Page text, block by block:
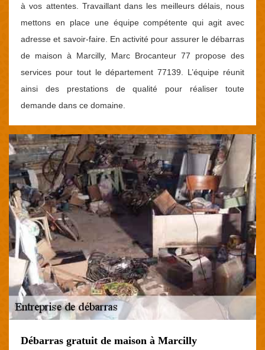
à vos attentes. Travaillant dans les meilleurs délais, nous
mettons en place une équipe compétente qui agit avec
adresse et savoir-faire. En activité pour assurer le débarras
de maison à Marcilly, Marc Brocanteur 77 propose des
services pour tout le département 77139. L’équipe réunit
ainsi des prestations de qualité pour réaliser toute
demande dans ce domaine.
Débarras gratuit de maison à Marcilly